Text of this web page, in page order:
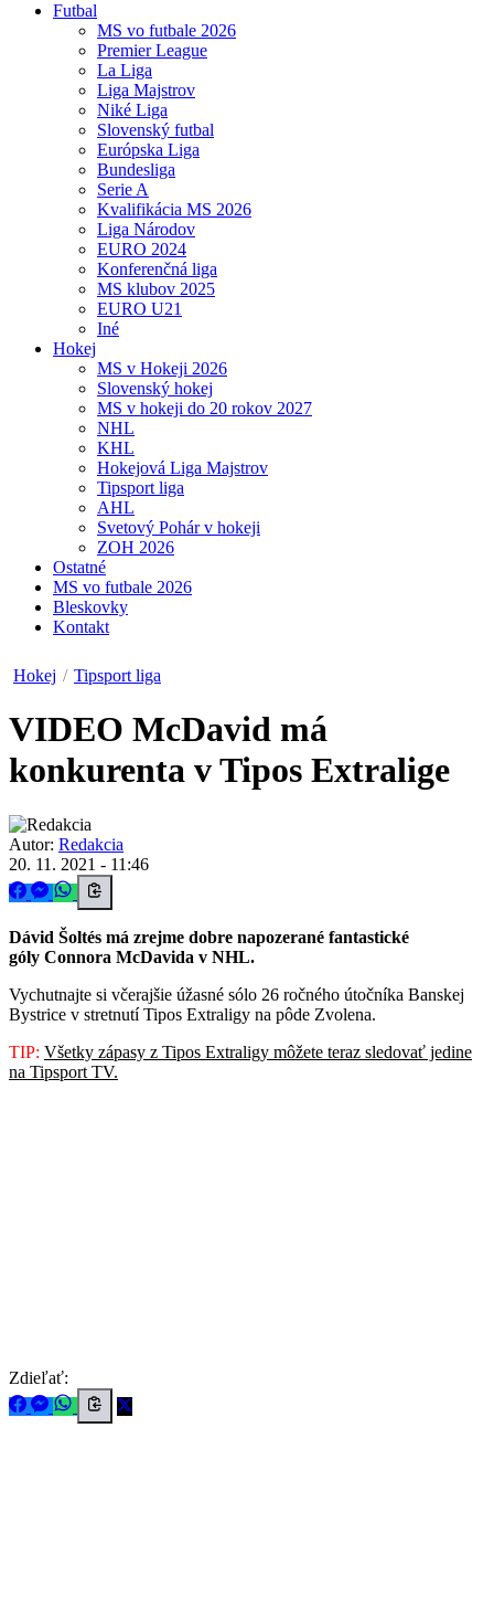
Futbal
MS vo futbale 2026
Premier League
La Liga
Liga Majstrov
Niké Liga
Slovenský futbal
Európska Liga
Bundesliga
Serie A
Kvalifikácia MS 2026
Liga Národov
EURO 2024
Konferenčná liga
MS klubov 2025
EURO U21
Iné
Hokej
MS v Hokeji 2026
Slovenský hokej
MS v hokeji do 20 rokov 2027
NHL
KHL
Hokejová Liga Majstrov
Tipsport liga
AHL
Svetový Pohár v hokeji
ZOH 2026
Ostatné
MS vo futbale 2026
Bleskovky
Kontakt
Hokej / Tipsport liga
VIDEO McDavid má
konkurenta v Tipos Extralige
Autor: Redakcia
20. 11. 2021 - 11:46
Dávid Šoltés má zrejme dobre napozerané fantastické
góly Connora McDavida v NHL.
Vychutnajte si včerajšie úžasné sólo 26 ročného útočníka Banskej
Bystrice v stretnutí Tipos Extraligy na pôde Zvolena.
TIP: Všetky zápasy z Tipos Extraligy môžete teraz sledovať jedine
na Tipsport TV.
Zdieľať: